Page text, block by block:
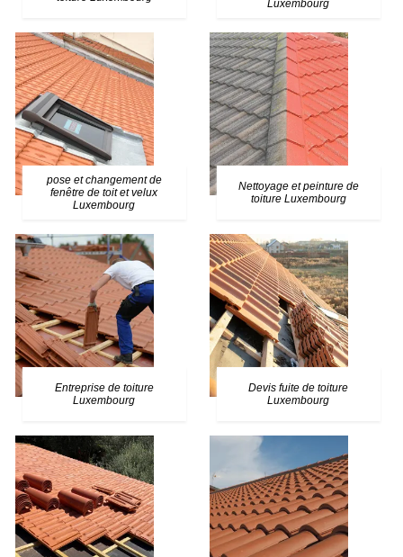
Luxembourg
pose et changement de
fenêtre de toit et velux
Luxembourg
Nettoyage et peinture de
toiture Luxembourg
Entreprise de toiture
Luxembourg
Devis fuite de toiture
Luxembourg